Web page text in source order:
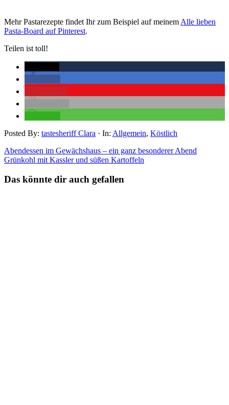
Mehr Pastarezepte findet Ihr zum Beispiel auf meinem Alle lieben
Pasta-Board auf Pinterest.
Teilen ist toll!
Posted By: tastesheriff Clara · In: Allgemein, Köstlich
Abendessen im Gewächshaus – ein ganz besonderer Abend
Grünkohl mit Kassler und süßen Kartoffeln
Das könnte dir auch gefallen